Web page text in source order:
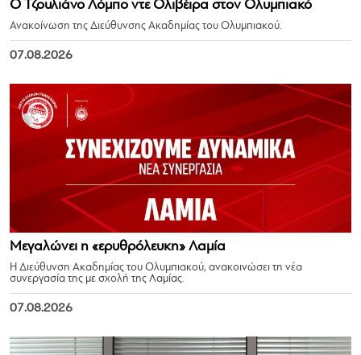
Ο Τζουλιάνο Λόμπο ντε Ολιβέιρα στον Ολυμπιακό
Ανακοίνωση της Διεύθυνσης Ακαδημίας του Ολυμπιακού.
07.08.2026
Μεγαλώνει η «ερυθρόλευκη» Λαμία
Η Διεύθυνση Ακαδημίας του Ολυμπιακού, ανακοινώσει τη νέα
συνεργασία της με σχολή της Λαμίας.
07.08.2026